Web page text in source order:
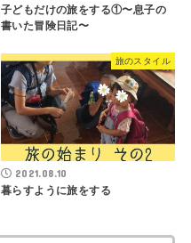
子どもだけの旅をする①〜息子の
書いた冒険日記〜
旅のスタイル
2021.08.10
暮らすように旅をする